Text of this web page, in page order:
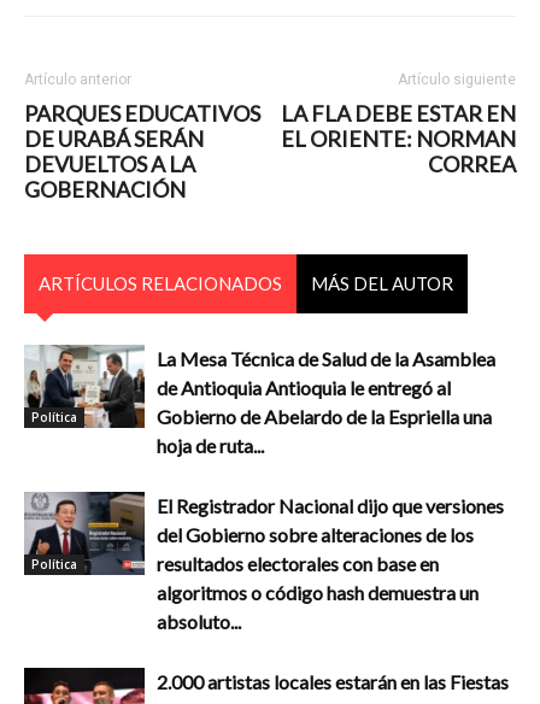
Artículo anterior
PARQUES EDUCATIVOS
DE URABÁ SERÁN
DEVUELTOS A LA
GOBERNACIÓN
Artículo siguiente
LA FLA DEBE ESTAR EN
EL ORIENTE: NORMAN
CORREA
ARTÍCULOS RELACIONADOS MÁS DEL AUTOR
Política
La Mesa Técnica de Salud de la Asamblea
de Antioquia Antioquia le entregó al
Gobierno de Abelardo de la Espriella una
hoja de ruta...
Política
El Registrador Nacional dijo que versiones
del Gobierno sobre alteraciones de los
resultados electorales con base en
algoritmos o código hash demuestra un
absoluto...
2.000 artistas locales estarán en las Fiestas